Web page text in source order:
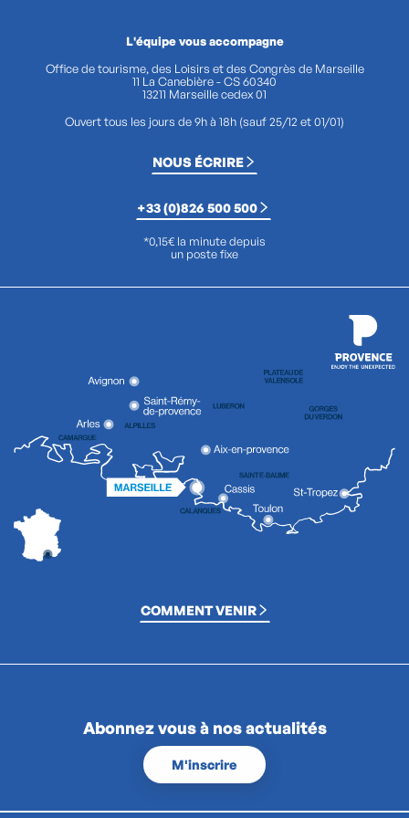
L'équipe vous accompagne
Office de tourisme, des Loisirs et des Congrès de Marseille
11 La Canebière - CS 60340
13211 Marseille cedex 01
Ouvert tous les jours de 9h à 18h (sauf 25/12 et 01/01)
NOUS ÉCRIRE
+33 (0)826 500 500
*0,15€ la minute depuis
un poste fixe
COMMENT VENIR
Abonnez vous à nos actualités
M'inscrire